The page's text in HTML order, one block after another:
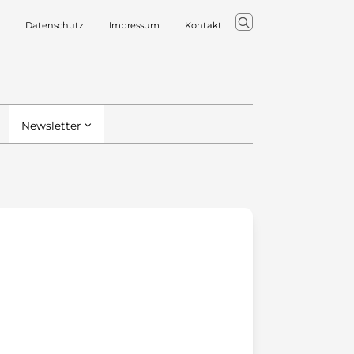
Datenschutz Impressum Kontakt
Newsletter